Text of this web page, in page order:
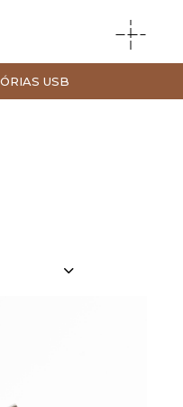
USB